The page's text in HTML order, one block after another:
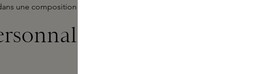
une composition parfumée sophistiquée.
de nos